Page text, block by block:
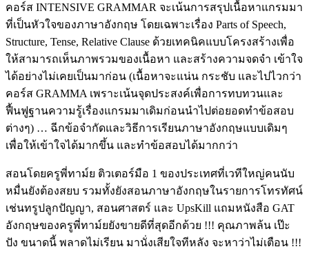
คอร์ส INTENSIVE GRAMMAR จะเน้นการสรุปเนื้อหาแกรมมา
ที่เป็นหัวใจของภาษาอังกฤษ โดยเฉพาะเรื่อง Parts of Speech,
Structure, Tense, Relative Clause ด้วยเทคนิคแบบโครงสร้างเพื่อ
ให้สามารถเห็นภาพรวมของเนื้อหา และสร้างความจดจำ เข้าใจ
ได้อย่างไม่เคยเป็นมาก่อน (เนื้อหาจะแน่น กระชับ และไปไวกว่า
คอร์ส GRAMMA เพราะเน้นจุดประสงค์เพื่อการทบทวนและ
ฟื้นฟูฐานความรู้เรื่องแกรมมาเดิมก่อนนำไปต่อยอดทำข้อสอบ
ต่างๆ) … ฉีกข้อจำกัดและวิธีการเรียนภาษาอังกฤษแบบเดิมๆ
เพื่อให้เข้าใจได้มากขึ้น และทำข้อสอบได้มากกว่า
สอนโดยครูพี่ทาม์ย ติวเตอร์มือ 1 ของประเทศที่เวทีใหญ่คนนับ
หมื่นยังต้องสยบ รวมทั้งยังสอนภาษาอังกฤษในรายการโทรทัศน์
เช่นทรูปลูกปัญญา, สอนศาสตร์ และ UpsKill แถมหนังสือ GAT
อังกฤษของครูพี่ทาม์ยยังขายดีที่สุดอีกด้วย !!! คุณภาพล้น เป๊ะ
ปัง ขนาดนี้ พลาดไม่เรียน มานั่งเสียใจทีหลัง จะหาว่าไม่เตือน !!!